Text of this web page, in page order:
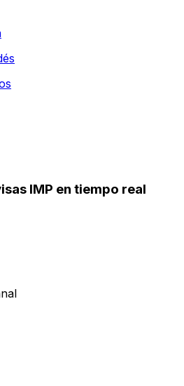
IMP en tiempo real